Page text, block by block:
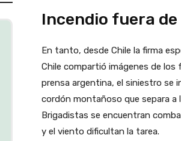
Incendio fuera
En tanto, desde Chile la firma
Chile compartió imágenes de
prensa argentina, el siniestro se
cordón montañoso que separa a
Brigadistas se encuentran
y el viento dificultan la tarea.